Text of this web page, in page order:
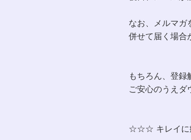
なお、メルマガ
併せて届く場合
もちろん、登録
ご安心のうえダ
☆☆☆ キレイ